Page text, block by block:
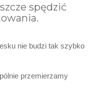
spędzić
nie budzi tak szybko
przemierzamy